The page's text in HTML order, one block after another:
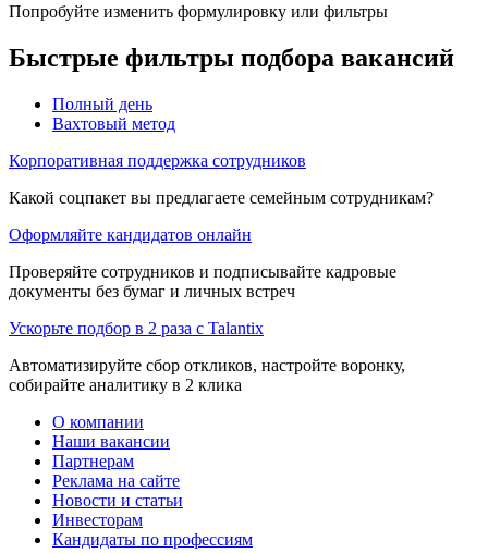
Попробуйте изменить формулировку или фильтры
Быстрые фильтры подбора вакансий
Полный день
Вахтовый метод
Корпоративная поддержка сотрудников
Какой соцпакет вы предлагаете семейным сотрудникам?
Оформляйте кандидатов онлайн
Проверяйте сотрудников и подписывайте кадровые
документы без бумаг и личных встреч
Ускорьте подбор в 2 раза с Talantix
Автоматизируйте сбор откликов, настройте воронку,
собирайте аналитику в 2 клика
О компании
Наши вакансии
Партнерам
Реклама на сайте
Новости и статьи
Инвесторам
Кандидаты по профессиям